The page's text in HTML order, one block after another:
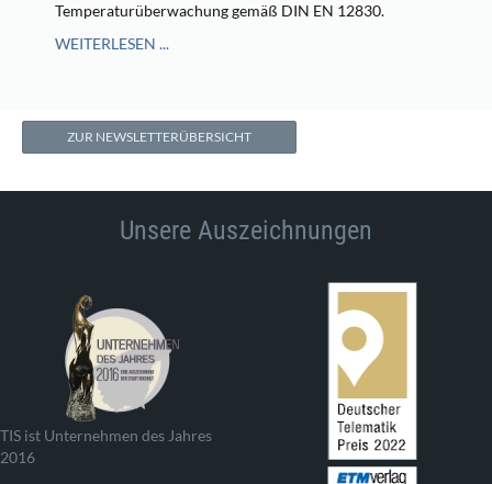
Temperaturüberwachung gemäß DIN EN 12830.
WEITERLESEN ...
ZUR NEWSLETTERÜBERSICHT
Unsere Auszeichnungen
TIS ist Unternehmen des Jahres
2016